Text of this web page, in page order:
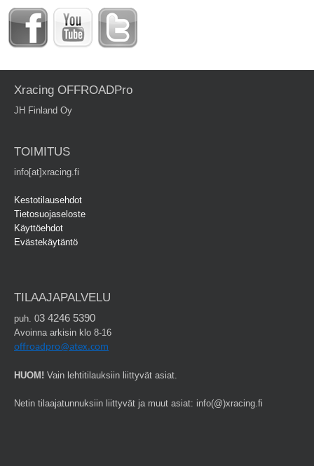
Xracing OFFROADPro
JH Finland Oy
TOIMITUS
info[at]xracing.fi
Kestotilausehdot
Tietosuojaseloste
Käyttöehdot
Evästekäytäntö
TILAAJAPALVELU
puh. 03 4246 5390
Avoinna arkisin klo 8-16
offroadpro@atex.com
HUOM! Vain lehtitilauksiin liittyvät asiat.
Netin tilaajatunnuksiin liittyvät ja muut asiat: info(@)xracing.fi